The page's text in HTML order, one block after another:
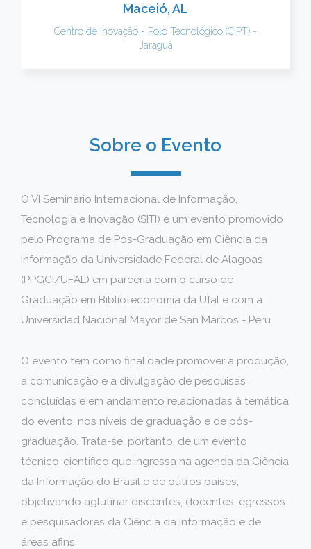
Maceió, AL
Centro de Inovação - Polo Tecnológico (CIPT) -
Jaraguá
Sobre o Evento
O VI Seminário Internacional de Informação,
Tecnologia e Inovação (SITI) é um evento promovido
pelo Programa de Pós-Graduação em Ciência da
Informação da Universidade Federal de Alagoas
(PPGCI/UFAL) em parceria com o curso de
Graduação em Biblioteconomia da Ufal e com a
Universidad Nacional Mayor de San Marcos - Peru.
O evento tem como finalidade promover a produção,
a comunicação e a divulgação de pesquisas
concluídas e em andamento relacionadas à temática
do evento, nos níveis de graduação e de pós-
graduação. Trata-se, portanto, de um evento
técnico-cientifico que ingressa na agenda da Ciência
da Informação do Brasil e de outros países,
objetivando aglutinar discentes, docentes, egressos
e pesquisadores da Ciência da Informação e de
áreas afins.